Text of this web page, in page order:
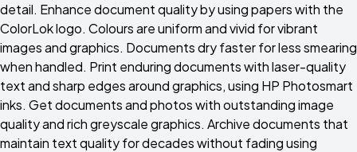
detail. Enhance document quality by using papers with the
ColorLok logo. Colours are uniform and vivid for vibrant
images and graphics. Documents dry faster for less smearing
when handled. Print enduring documents with laser-quality
text and sharp edges around graphics, using HP Photosmart
inks. Get documents and photos with outstanding image
quality and rich greyscale graphics. Archive documents that
maintain text quality for decades without fading using